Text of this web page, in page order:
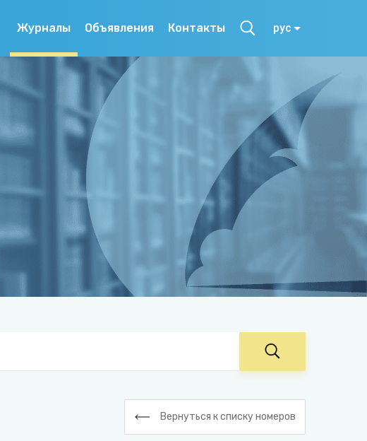
Журналы Объявления Контакты рус
Вернуться к списку номеров